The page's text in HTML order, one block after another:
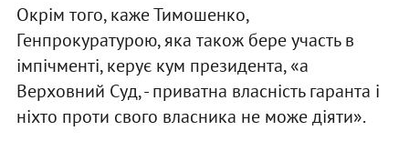
Окрім того, каже Тимошенко,
Генпрокуратурою, яка також бере участь в
імпічменті, керує кум президента, «а
Верховний Суд, - приватна власність гаранта і
ніхто проти свого власника не може діяти».